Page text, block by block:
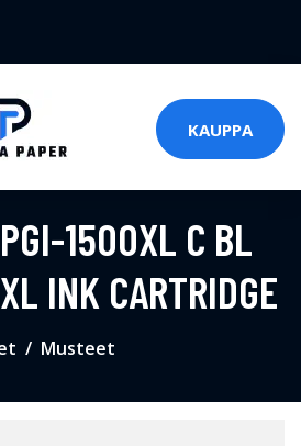
KAUPPA
1500XL C BL
INK CARTRIDGE
Musteet